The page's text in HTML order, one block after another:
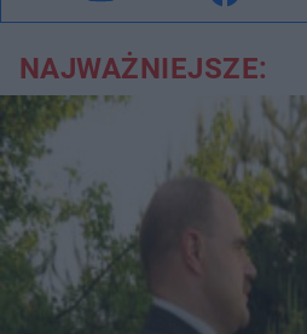
NAJWAŻNIEJSZE: